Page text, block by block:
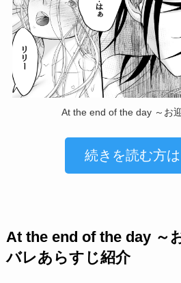
At the end of the day ～お
続きを読む方
At the end of the day ～
バレあらすじ紹介